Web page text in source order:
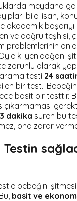
meydana
bile lisan,
akademik başarıyı
ve doğru teşhisi,
problemlerinin
ki yenidoğan
zorunlu olarak
testi 24
bir test..
basit bir testtir.
çıkarmaması
dakika süren bu
ona zarar
bebeğin
basit ve